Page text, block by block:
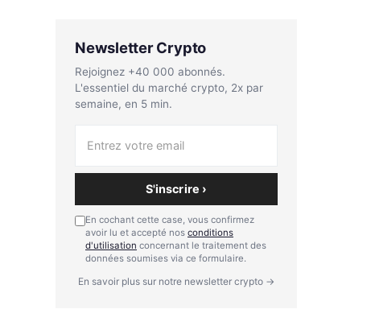
Newsletter Crypto
Rejoignez +40 000 abonnés.
L'essentiel du marché crypto, 2x par
semaine, en 5 min.
S'inscrire ›
En cochant cette case, vous confirmez
avoir lu et accepté nos conditions
d'utilisation concernant le traitement des
données soumises via ce formulaire.
En savoir plus sur notre newsletter crypto →